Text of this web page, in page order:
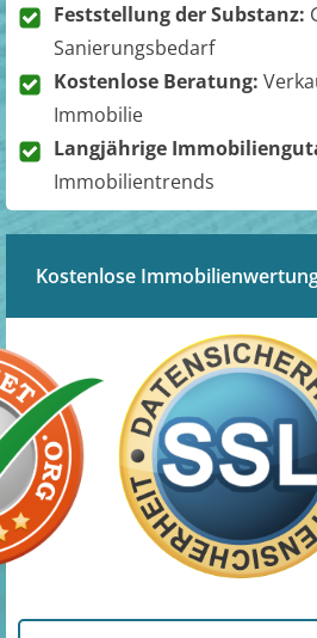
Feststellung der Substanz:
Sanierungsbedarf
Kostenlose Beratung:
Immobilie
Langjährige
Immobilientrends
Kostenlose